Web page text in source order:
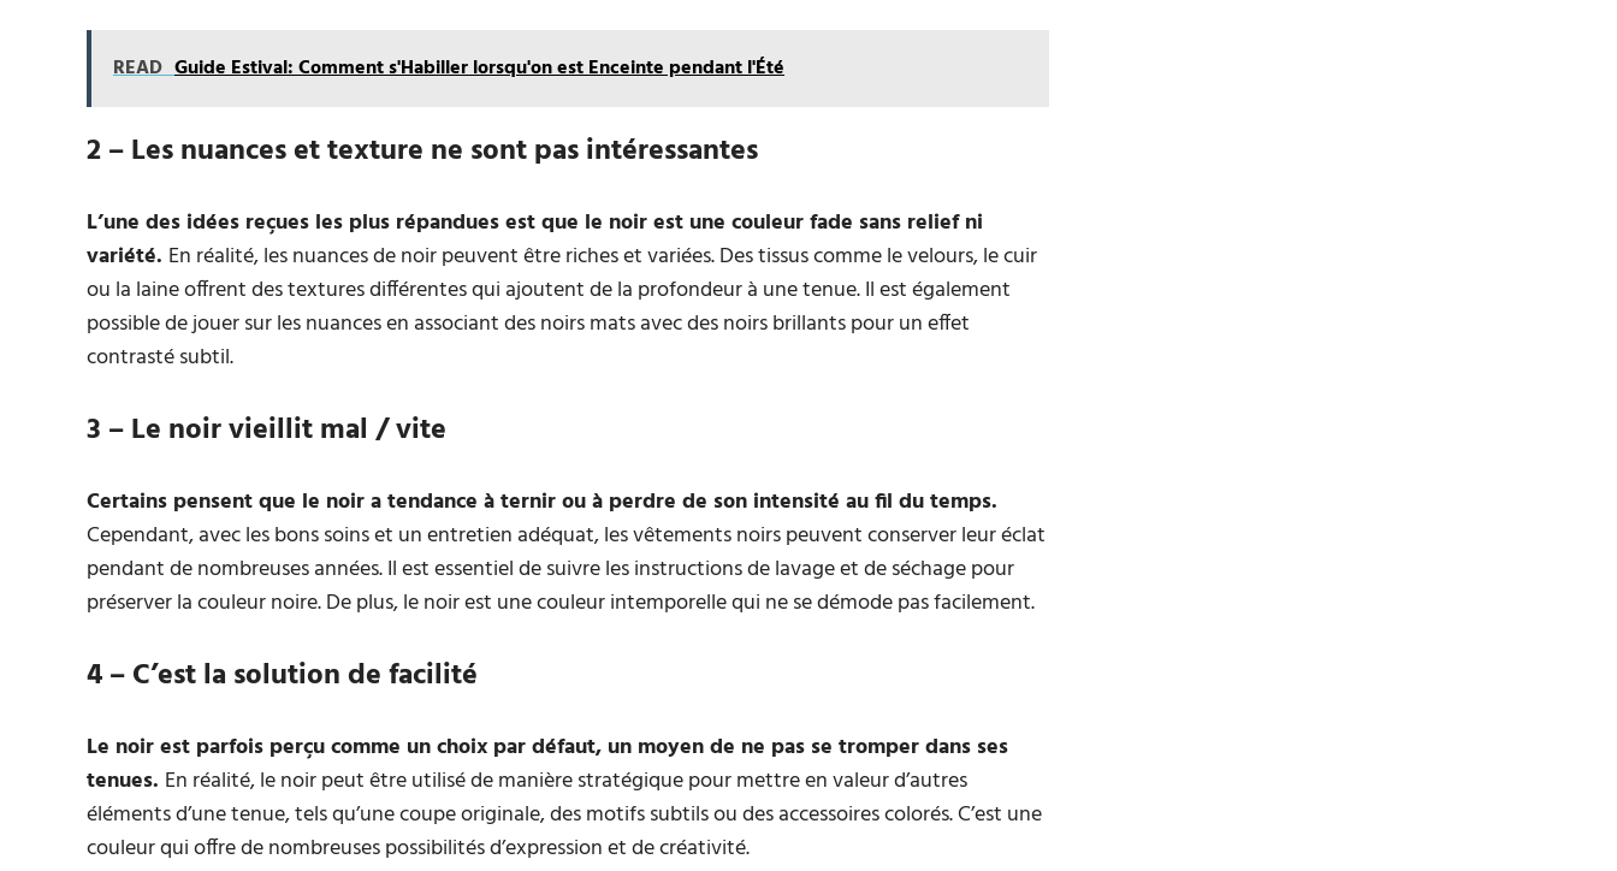
READ Guide Estival: Comment s'Habiller lorsqu'on est Enceinte pendant l'Été
2 – Les nuances et texture ne sont pas intéressantes
L’une des idées reçues les plus répandues est que le noir est une couleur fade sans relief ni
variété. En réalité, les nuances de noir peuvent être riches et variées. Des tissus comme le velours, le cuir
ou la laine offrent des textures différentes qui ajoutent de la profondeur à une tenue. Il est également
possible de jouer sur les nuances en associant des noirs mats avec des noirs brillants pour un effet
contrasté subtil.
3 – Le noir vieillit mal / vite
Certains pensent que le noir a tendance à ternir ou à perdre de son intensité au fil du temps.
Cependant, avec les bons soins et un entretien adéquat, les vêtements noirs peuvent conserver leur éclat
pendant de nombreuses années. Il est essentiel de suivre les instructions de lavage et de séchage pour
préserver la couleur noire. De plus, le noir est une couleur intemporelle qui ne se démode pas facilement.
4 – C’est la solution de facilité
Le noir est parfois perçu comme un choix par défaut, un moyen de ne pas se tromper dans ses
tenues. En réalité, le noir peut être utilisé de manière stratégique pour mettre en valeur d’autres
éléments d’une tenue, tels qu’une coupe originale, des motifs subtils ou des accessoires colorés. C’est une
couleur qui offre de nombreuses possibilités d’expression et de créativité.